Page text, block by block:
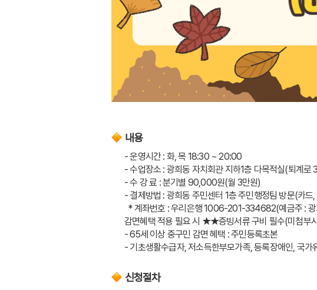
내용
- 운영시간 : 화, 목 18:30 ~ 20:00
- 수업장소 : 광희동 자치회관 지하1층 다목적실(퇴계
- 수 강 료 : 분기별 90,000원(월 3만원)
- 결제방법 : 광희동 주민센터 1층 주민행정팀 방문(카
* 계좌번호 : 우리은행 1006-201-334682(예금주 :
감면혜택 적용 필요 시 ★★증빙서류 구비 필수(미첨
- 65세 이상 중구민 감면 혜택 : 주민등록초본
- 기초생활수급자, 저소득한부모가족, 등록장애인, 국
신청절차